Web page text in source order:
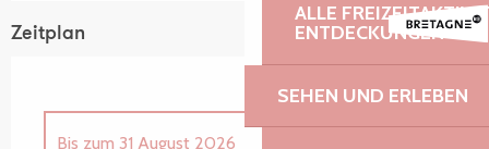
ALLE
ENTDECKUNGEN
SEHEN UND ERLEBEN
Zeitplan
Bis zum 31 August 2026